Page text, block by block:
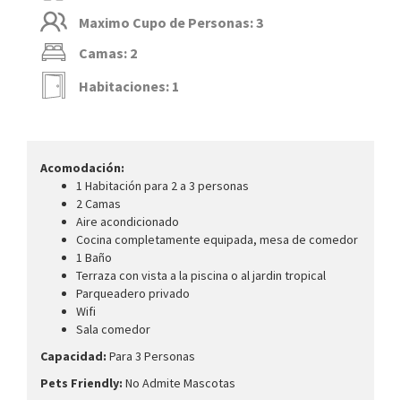
Maximo Cupo de Personas: 3
Camas: 2
Habitaciones: 1
Acomodación:
1 Habitación para 2 a 3 personas
2 Camas
Aire acondicionado
Cocina completamente equipada, mesa de comedor
1 Baño
Terraza con vista a la piscina o al jardin tropical
Parqueadero privado
Wifi
Sala comedor
Capacidad: Para 3 Personas
Pets Friendly: No Admite Mascotas